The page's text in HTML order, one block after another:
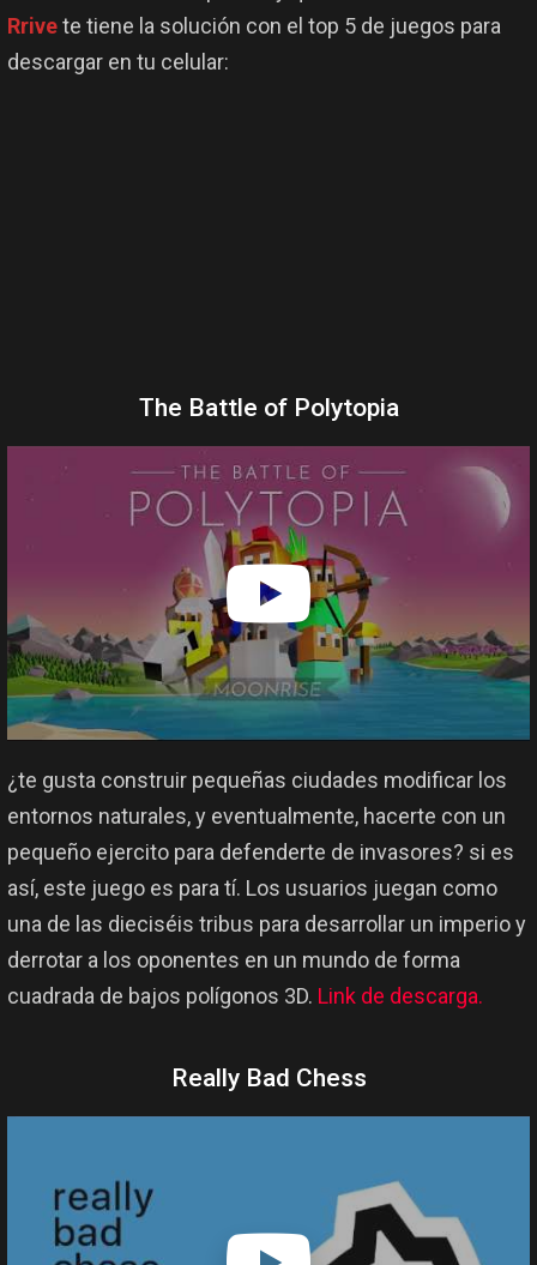
Rrivete tiene la solución con el top 5 de juegos para
descargar en tu celular:
The Battle of Polytopia
¿te gusta construir pequeñas ciudades modificar los
entornos naturales, y eventualmente, hacerte con un
pequeño ejercito para defenderte de invasores? si es
así, este juego es para tí. Los usuarios juegan como
una de las dieciséis tribus para desarrollar un imperio y
derrotar a los oponentes en un mundo de forma
cuadrada de bajos polígonos 3D. Link de descarga.
Really Bad Chess